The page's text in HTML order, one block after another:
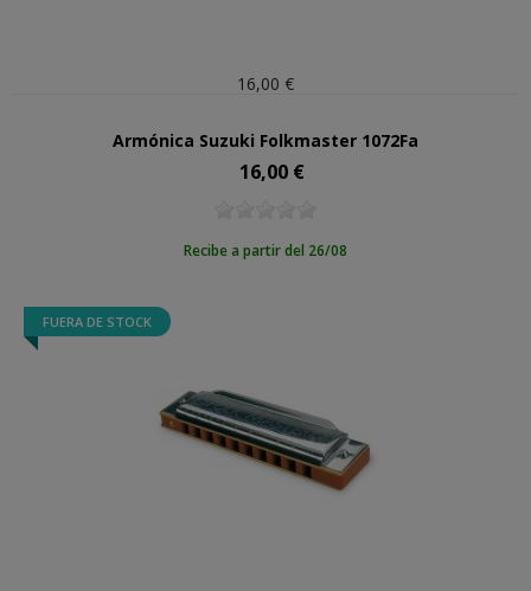
16,00 €
Armónica Suzuki Folkmaster 1072Fa
Precio
16,00 €
Recibe a partir del 26/08
FUERA DE STOCK